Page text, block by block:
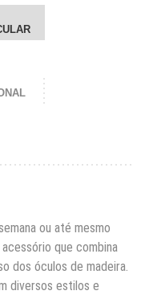
ou até mesmo
que combina
dos óculos de madeira.
diversos estilos e